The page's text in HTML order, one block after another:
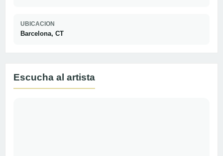
UBICACION
Barcelona, CT
Escucha al artista